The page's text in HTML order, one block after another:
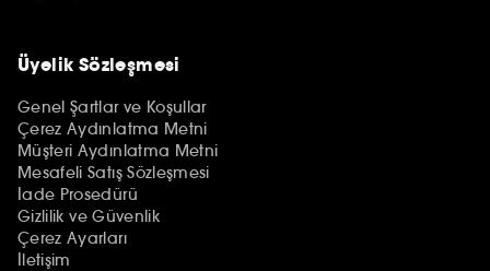
Üyelik Sözleşmesi
Genel Şartlar ve Koşullar
Çerez Aydınlatma Metni
Müşteri Aydınlatma Metni
Mesafeli Satış Sözleşmesi
İade Prosedürü
Gizlilik ve Güvenlik
Çerez Ayarları
İletişim